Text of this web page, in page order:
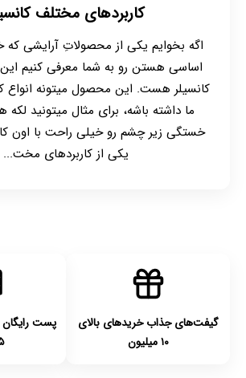
کاربردهای مختلف
اگه بخوایم یکی از محصولاتِ آرایشی
اساسی هستن رو به شما معرفی کنیم
کانسیلر هست. این محصول میتونه انواع
ما داشته باشه، برای مثال میتونید
خستگی زیر چشم رو خیلی راحت با اون
یکی از کاربردهای مخت...
گیفت‌های جذاب خریدهای بالای
۱۰ میلیون
پست رایگان
۵